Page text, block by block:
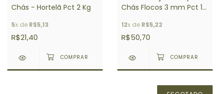
Chás - Hortelã Pct 2 Kg
5x de R$5,13
R$21,40
Chás Flocos 3 mm Pct 1
12x de R$5,22
R$50,70